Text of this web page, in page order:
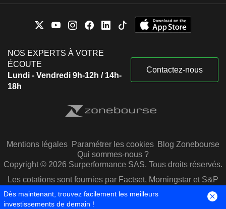
NOS EXPERTS À VOTRE
ÉCOUTE
Lundi - Vendredi 9h-12h / 14h-
18h
Contactez-nous
Mentions légales Paramétrer les cookies Blog Zonebourse
Qui sommes-nous ?
Copyright © 2026 Surperformance SAS. Tous droits réservés.
Les cotations sont fournies par Factset, Morningstar et S&P
Capital IQ
Dès maintenant, trouvez facilement les meilleurs
investissements de demain !